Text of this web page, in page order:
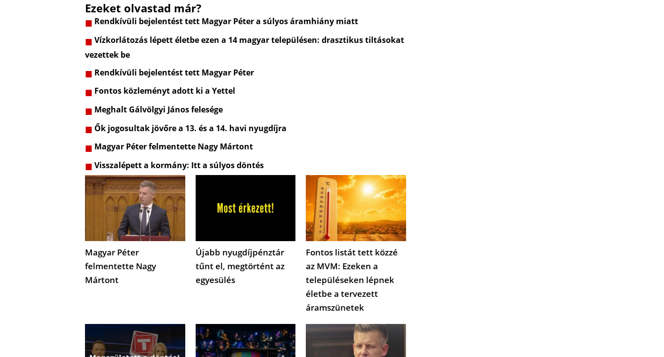
Ezeket olvastad már?
Rendkívüli bejelentést tett Magyar Péter a súlyos áramhiány miatt
Vízkorlátozás lépett életbe ezen a 14 magyar településen: drasztikus tiltásokat
vezettek be
Rendkívüli bejelentést tett Magyar Péter
Fontos közleményt adott ki a Yettel
Meghalt Gálvölgyi János felesége
Ők jogosultak jövőre a 13. és a 14. havi nyugdíjra
Magyar Péter felmentette Nagy Mártont
Visszalépett a kormány: Itt a súlyos döntés
Magyar Péter
felmentette Nagy
Mártont
Újabb nyugdíjpénztár
tűnt el, megtörtént az
egyesülés
Fontos listát tett közzé
az MVM: Ezeken a
településeken lépnek
életbe a tervezett
áramszünetek